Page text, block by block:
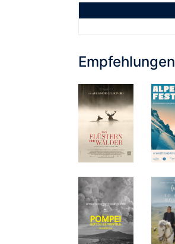
Empfehlungen